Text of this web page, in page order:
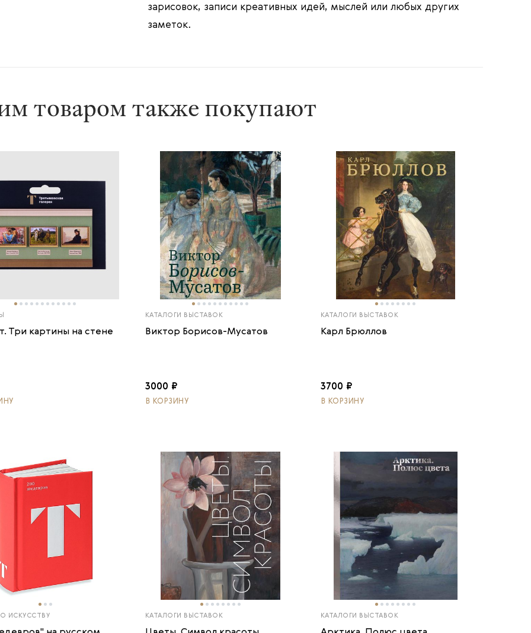
зарисовок, записи креативных идей, мыслей или любых других
заметок.
товаром также покупают
Три картины на стене
КАТАЛОГИ ВЫСТАВОК
Виктор Борисов-Мусатов
3000 ₽
В КОРЗИНУ
КАТАЛОГИ ВЫСТАВОК
Карл Брюллов
3700 ₽
В КОРЗИНУ
ИСКУССТВУ КАТАЛОГИ ВЫСТАВОК КАТАЛОГИ ВЫСТАВОК